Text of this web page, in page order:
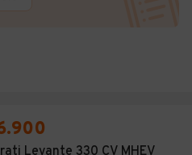
Levante 330 CV MHEV